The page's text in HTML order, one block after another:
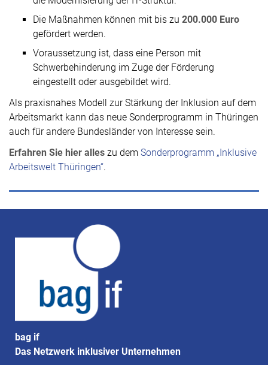
Die Maßnahmen können mit bis zu 200.000 Euro
gefördert werden.
Voraussetzung ist, dass eine Person mit
Schwerbehinderung im Zuge der Förderung
eingestellt oder ausgebildet wird.
Als praxisnahes Modell zur Stärkung der Inklusion auf dem
Arbeitsmarkt kann das neue Sonderprogramm in Thüringen
auch für andere Bundesländer von Interesse sein.
Erfahren Sie hier alles zu dem Sonderprogramm „Inklusive
Arbeitswelt Thüringen“.
bag if
Das Netzwerk inklusiver Unternehmen